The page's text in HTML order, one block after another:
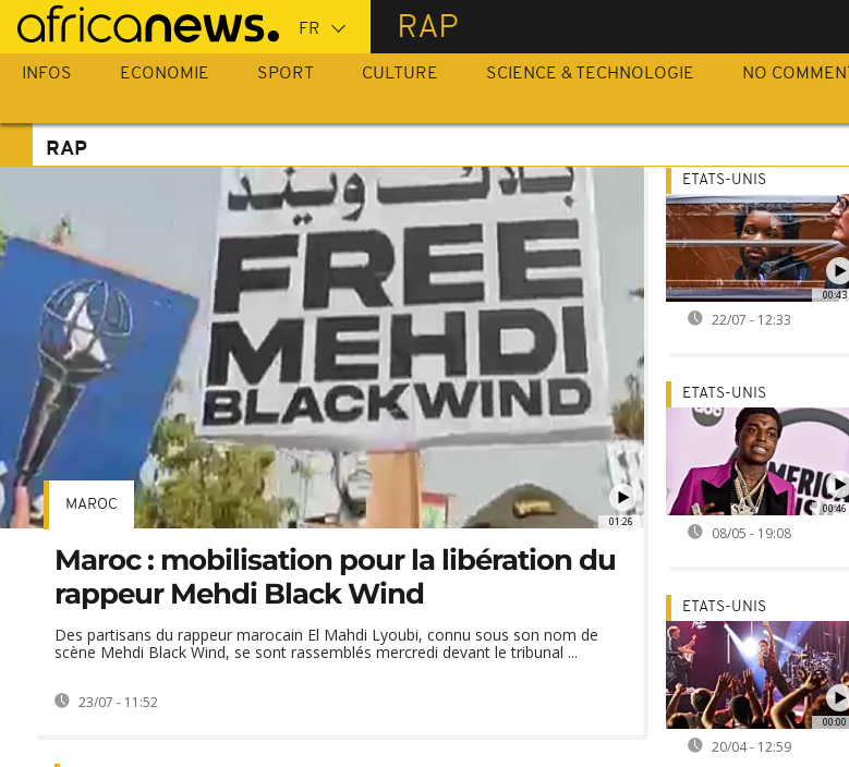
Passer
au
contenu
RAP
INFOS ECONOMIE SPORT CULTURE SCIENCE & TECHNOLOGIE NO COMMENT
RAP
01:26
MAROC
Maroc : mobilisation pour la libération du
rappeur Mehdi Black Wind
Des partisans du rappeur marocain El Mahdi Lyoubi, connu sous son nom de
scène Mehdi Black Wind, se sont rassemblés mercredi devant le tribunal ...
23/07 - 11:52
00:43
ETATS-UNIS
22/07 - 12:33
00:46
ETATS-UNIS
08/05 - 19:08
00:00
ETATS-UNIS
20/04 - 12:59